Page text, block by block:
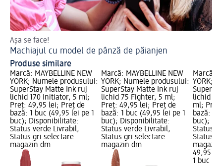
Așa se face!
Machiajul cu model de pânză de păianjen
Produse similare
Marcă: MAYBELLINE NEW
YORK; Numele produsului:
SuperStay Matte Ink ruj
lichid 170 Initiator, 5 ml;
Preț: 49,95 lei; Preț de
bază: 1 buc (49,95 lei pe 1
buc); Disponibilitate:
Status verde Livrabil,
Status gri selectare
magazin dm
Marcă: MAYBELLINE NEW
YORK; Numele produsului:
SuperStay Matte Ink ruj
lichid 75 Fighter, 5 ml;
Preț: 49,95 lei; Preț de
bază: 1 buc (49,95 lei pe 1
buc); Disponibilitate:
Status verde Livrabil,
Status gri selectare
magazin dm
Marcă:
YORK;
lichid
ml;
bază: 1
buc);
Status
Status
49,95 lei
1 buc